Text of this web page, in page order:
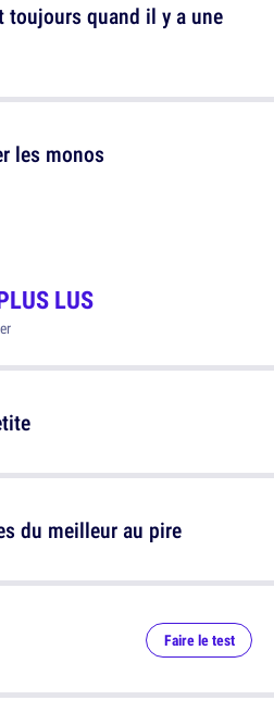
toujours quand il y a une
les monos
LUS
du meilleur au pire
Faire le test